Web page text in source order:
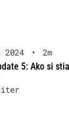
2024 •
2m
5: Ako si